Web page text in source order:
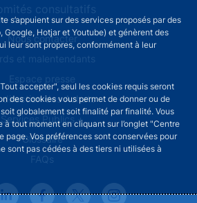
s’appuient sur des services proposés par des
Hotjar et Youtube) et génèrent des
leur sont propres, conformément à leur
accepter", seul les cookies requis seront
des cookies vous permet de donner ou de
globalement soit finalité par finalité. Vous
tout moment en cliquant sur l’onglet "Centre
page. Vos préférences sont conservées pour
sont pas cédées à des tiers ni utilisées à
consultatifs
Nous contacter
et malentendants
Espace presse
direction des Achats
Services Publics +
Glossaire
FAQs